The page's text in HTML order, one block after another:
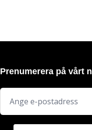
Prenumerera på vårt